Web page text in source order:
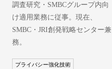
調査研究・SMBCグループ内向
け適用業務に従事。現在、
SMBC・JRI創発戦略センター兼
務。
プライバシー強化技術